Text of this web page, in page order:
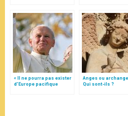
« Il ne pourra pas exister
d’Europe pacifique
Anges ou
Qui sont-ils ?